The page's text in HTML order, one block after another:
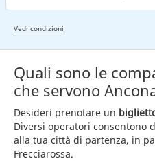
Vedi condizioni
Quali sono le
che servono
Desideri prenotare un
Diversi operatori consentono
alla tua città di partenza, in
Frecciarossa.